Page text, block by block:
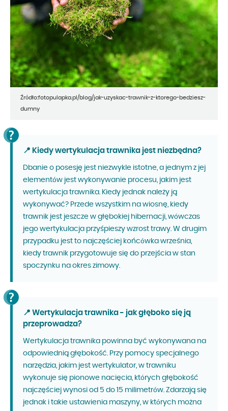
Źródło:fotopulapka.pl/blog/jak-uzyskac-trawnik-z-ktorego-bedziesz-
dumny
📍 Kiedy wertykulacja trawnika jest niezbędna?
Dbanie o posesję jest niezwykle istotne, a jednym z jej
elementów jest wykonywanie procesu, jakim jest
wertykulacja trawnika. Kiedy jednak należy ją
wykonywać? Przede wszystkim na wiosnę, kiedy
trawnik jest jeszcze w głębokiej hibernacji, wówczas
jego wertykulacja przyśpieszy wzrost trawy. W drugim
przypadku jest to najczęściej końcówka września,
kiedy trawnik przygotowuje się do przejścia w stan
spoczynku na okres zimowy.
📍 Wertykulacja trawnika - jak głęboko się ją
przeprowadza?
Wertykulacja trawnika powinna być wykonywana na
odpowiednią głębokość. Przy pomocy specjalnego
narzędzia, jakim jest wertykulator, w trawniku
wykonuje się pionowe nacięcia, których głębokość
najczęściej wynosi od 5 do 15 milimetrów. Zdarzają się
jednak i takie ustawienia maszyny, w których można